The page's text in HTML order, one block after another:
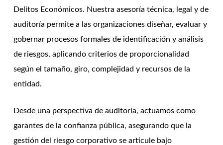
Delitos Económicos. Nuestra asesoría técnica, legal y de
auditoría permite a las organizaciones diseñar, evaluar y
gobernar procesos formales de identificación y análisis
de riesgos, aplicando criterios de proporcionalidad
según el tamaño, giro, complejidad y recursos de la
entidad.
Desde una perspectiva de auditoría, actuamos como
garantes de la confianza pública, asegurando que la
gestión del riesgo corporativo se articule bajo